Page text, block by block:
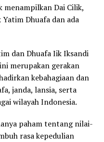
menampilkan Dai Cilik,
Dhuafa dan ada
dan Dhuafa Iik Iksandi
merupakan gerakan
kebahagiaan dan
janda, lansia, serta
wilayah Indonesia.
paham tentang nilai-
rasa kepedulian